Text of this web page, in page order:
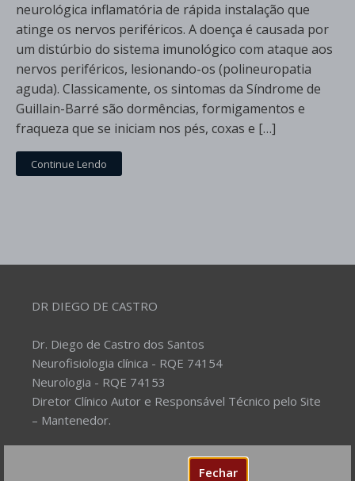
Fechar
neurológica inflamatória de rápida instalação que
atinge os nervos periféricos. A doença é causada por
um distúrbio do sistema imunológico com ataque aos
nervos periféricos, lesionando-os (polineuropatia
aguda). Classicamente, os sintomas da Síndrome de
Guillain-Barré são dormências, formigamentos e
fraqueza que se iniciam nos pés, coxas e […]
Continue Lendo
DR DIEGO DE CASTRO
Dr. Diego de Castro dos Santos
Neurofisiologia clínica - RQE 74154
Neurologia - RQE 74153
Diretor Clínico Autor e Responsável Técnico pelo Site
– Mantenedor.
Prover Soluções cada vez mais
completas de forma facilitada para a gestão da saúde